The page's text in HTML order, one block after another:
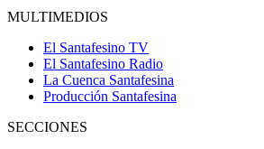
MULTIMEDIOS
El Santafesino TV
El Santafesino Radio
La Cuenca Santafesina
Producción Santafesina
SECCIONES